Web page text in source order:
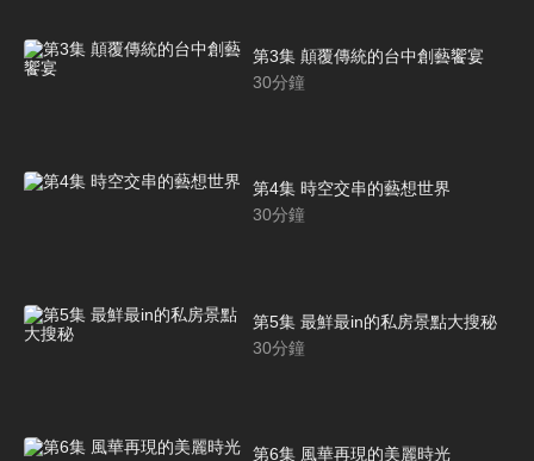
第3集 顛覆傳統的台中創藝饗宴
30分鐘
第4集 時空交串的藝想世界
30分鐘
第5集 最鮮最in的私房景點大搜秘
30分鐘
第6集 風華再現的美麗時光